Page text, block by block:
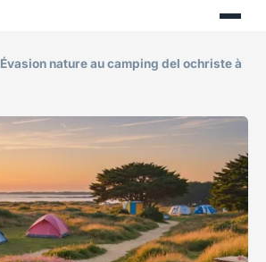
Évasion nature au camping del ochriste à